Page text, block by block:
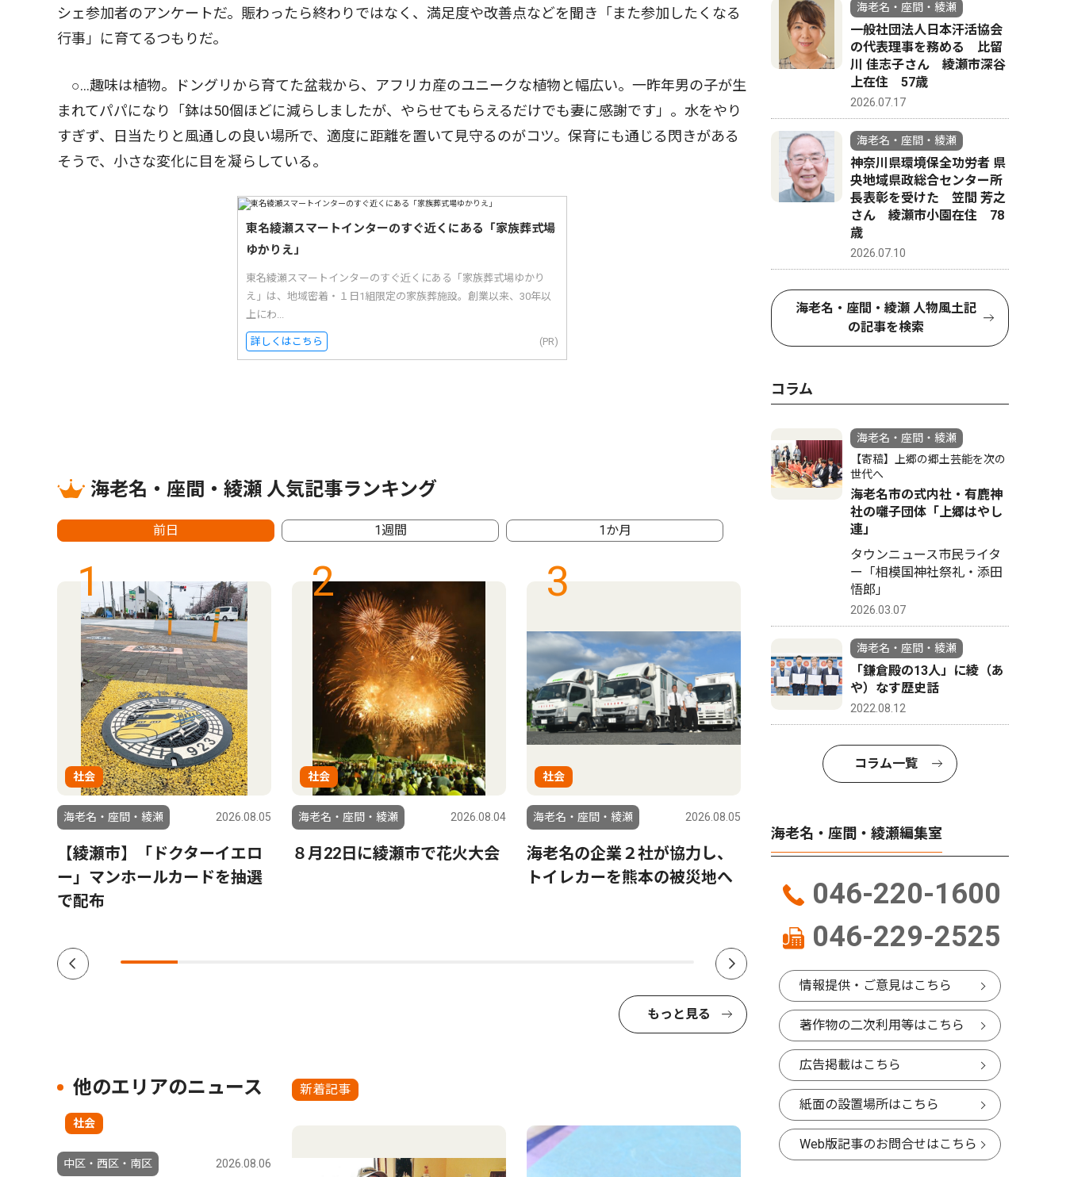
シェ参加者のアンケートだ。賑わったら終わりではなく、満足度や改善点などを聞き「また参加したくなる
行事」に育てるつもりだ。
○…趣味は植物。ドングリから育てた盆栽から、アフリカ産のユニークな植物と幅広い。一昨年男の子が生
まれてパパになり「鉢は50個ほどに減らしましたが、やらせてもらえるだけでも妻に感謝です」。水をやり
すぎず、日当たりと風通しの良い場所で、適度に距離を置いて見守るのがコツ。保育にも通じる閃きがある
そうで、小さな変化に目を凝らしている。
東名綾瀬スマートインターのすぐ近くにある「家族葬式場
ゆかりえ」
東名綾瀬スマートインターのすぐ近くにある「家族葬式場ゆかり
え」は、地域密着・１日1組限定の家族葬施設。創業以来、30年以
上にわ...
詳しくはこちら (PR)
海老名・座間・綾瀬 人気記事ランキング
前日 1週間 1か月
1
社会
海老名・座間・綾瀬 2026.08.05
【綾瀬市】「ドクターイエロ
ー」マンホールカードを抽選
で配布
2
社会
海老名・座間・綾瀬 2026.08.04
８月22日に綾瀬市で花火大会
3
社会
海老名・座間・綾瀬 2026.08.05
海老名の企業２社が協力し、
トイレカーを熊本の被災地へ
普段見られない夜景を満喫 ８
リーンセンターの展望室を夜
間開放
海老名市
の披露も
もっと見る
他のエリアのニュース 新着記事
社会
中区・西区・南区 2026.08.06
海老名・座間・綾瀬
一般社団法人日本汗活協会
の代表理事を務める 比留
川 佳志子さん 綾瀬市深谷
上在住 57歳
2026.07.17
海老名・座間・綾瀬
神奈川県環境保全功労者 県
央地域県政総合センター所
長表彰を受けた 笠間 芳之
さん 綾瀬市小園在住 78
歳
2026.07.10
海老名・座間・綾瀬 人物風土記
の記事を検索
コラム
海老名・座間・綾瀬
【寄稿】上郷の郷土芸能を次の
世代へ
海老名市の式内社・有鹿神
社の囃子団体「上郷はやし
連」
タウンニュース市民ライタ
ー「相模国神社祭礼・添田
悟郎」
2026.03.07
海老名・座間・綾瀬
「鎌倉殿の13人」に綾（あ
や）なす歴史話
2022.08.12
コラム一覧
海老名・座間・綾瀬編集室
046-220-1600
046-229-2525
情報提供・ご意見はこちら
著作物の二次利用等はこちら
広告掲載はこちら
紙面の設置場所はこちら
Web版記事のお問合せはこちら